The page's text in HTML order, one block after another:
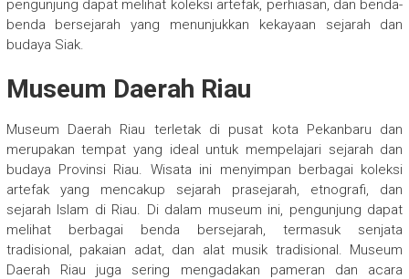
pengunjung dapat melihat koleksi artefak, perhiasan, dan benda-
benda bersejarah yang menunjukkan kekayaan sejarah dan
budaya Siak.
Museum Daerah Riau
Museum Daerah Riau terletak di pusat kota Pekanbaru dan
merupakan tempat yang ideal untuk mempelajari sejarah dan
budaya Provinsi Riau. Wisata ini menyimpan berbagai koleksi
artefak yang mencakup sejarah prasejarah, etnografi, dan
sejarah Islam di Riau. Di dalam museum ini, pengunjung dapat
melihat berbagai benda bersejarah, termasuk senjata
tradisional, pakaian adat, dan alat musik tradisional. Museum
Daerah Riau juga sering mengadakan pameran dan acara